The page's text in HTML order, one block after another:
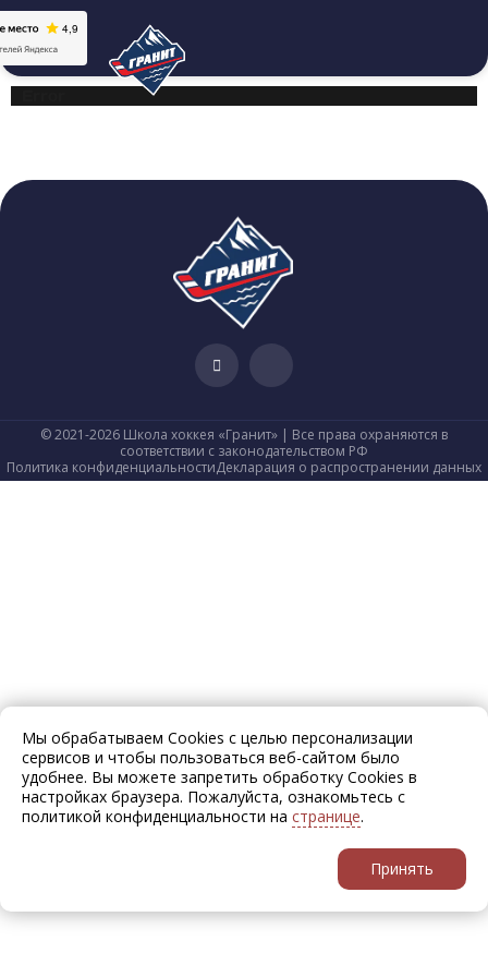
© 2021-2026 Школа хоккея «Гранит» | Все права охраняются в
соответствии с законодательством РФ
Политика конфиденциальностиДекларация о распространении данных
Мы обрабатываем Cookies с целью персонализации
сервисов и чтобы пользоваться веб-сайтом было
удобнее. Вы можете запретить обработку Cookies в
настройках браузера. Пожалуйста, ознакомьтесь с
политикой конфиденциальности на странице.
Принять